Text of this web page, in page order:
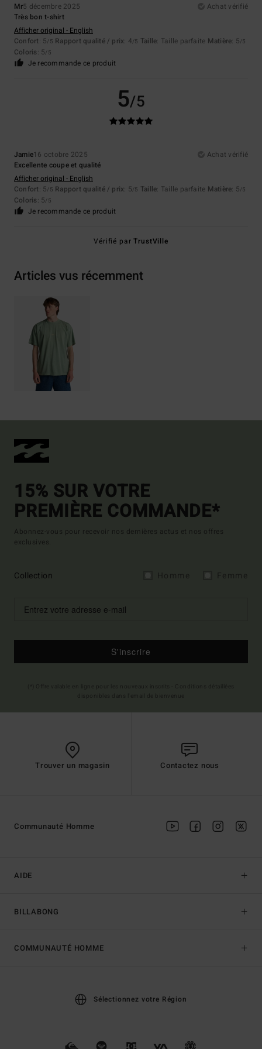
Mr5 décembre 2025
Achat vérifié
Très bon t-shirt
Afficher original - English
Confort: 5/5 Rapport qualité / prix: 4/5 Taille: Taille parfaite Matière: 5/5
Coloris: 5/5
Je recommande ce produit
5/5
Jamie16 octobre 2025
Achat vérifié
Excellente coupe et qualité
Afficher original - English
Confort: 5/5 Rapport qualité / prix: 5/5 Taille: Taille parfaite Matière: 5/5
Coloris: 5/5
Je recommande ce produit
Vérifié parTrustVille
Articles vus récemment
15% SUR VOTRE
PREMIÈRE COMMANDE*
Abonnez-vous pour recevoir nos dernières actus et nos offres
exclusives.
Collection
S'inscrire
Trouver un magasin Contactez nous
AIDE
BILLABONG
Communauté Homme
COMMUNAUTÉ HOMME
Sélectionnez votre Région